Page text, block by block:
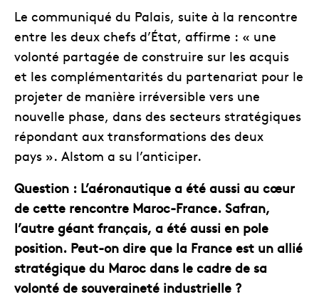
Le communiqué du Palais, suite à la rencontre
entre les deux chefs d’État, affirme : « une
volonté partagée de construire sur les acquis
et les complémentarités du partenariat pour le
projeter de manière irréversible vers une
nouvelle phase, dans des secteurs stratégiques
répondant aux transformations des deux
pays ». Alstom a su l’anticiper.
Question : L’aéronautique a été aussi au cœur
de cette rencontre Maroc-France. Safran,
l’autre géant français, a été aussi en pole
position. Peut-on dire que la France est un allié
stratégique du Maroc dans le cadre de sa
volonté de souveraineté industrielle ?